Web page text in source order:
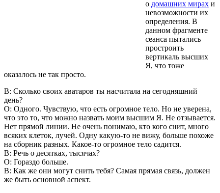
о домашних мирах и
невозможности их
определения. В
данном фрагменте
сеанса пытались
простроить
вертикаль высших
Я, что тоже
оказалось не так просто.
В: Сколько своих аватаров ты насчитала на сегодняшний
день?
О: Одного. Чувствую, что есть огромное тело. Но не уверена,
что это то, что можно назвать моим высшим Я. Не отзывается.
Нет прямой линии. Не очень понимаю, кто кого снит, много
всяких клеток, лучей. Одну какую-то не вижу, больше похоже
на сборник разных. Какое-то огромное тело садится.
В: Речь о десятках, тысячах?
О: Гораздо больше.
В: Как же они могут снить тебя? Самая прямая связь, должен
же быть основной аспект.